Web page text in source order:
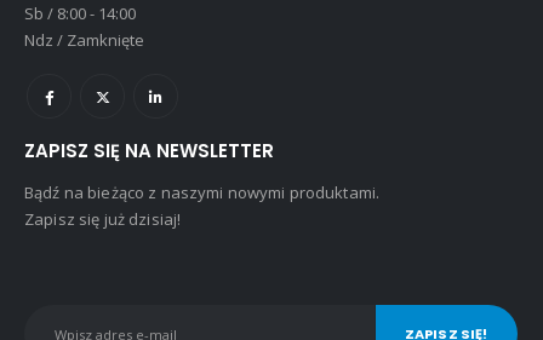
Sb / 8:00 - 14:00
Ndz / Zamknięte
ZAPISZ SIĘ NA NEWSLETTER
Bądź na bieżąco z naszymi nowymi produktami.
Zapisz się już dzisiaj!